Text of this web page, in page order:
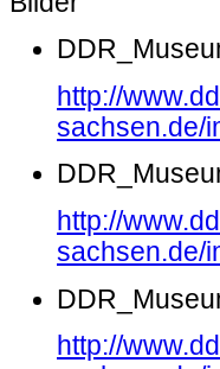
http://
sachsen.de/
http://
sachsen.de/
http://